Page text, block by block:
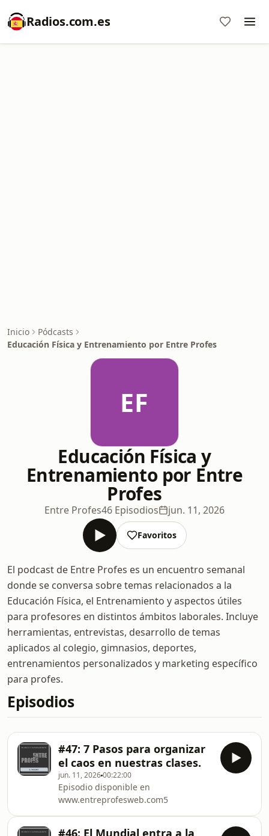
Radios.com.es
Inicio
Pódcasts
Educación Física y Entrenamiento por Entre Profes
EF
Educación Física y
Entrenamiento por Entre
Profes
Entre Profes46 Episodios jun. 11, 2026
Favoritos
El podcast de Entre Profes es un encuentro semanal
donde se conversa sobre temas relacionados a la
Educación Física, el Entrenamiento y aspectos útiles
para profesores en distintos ámbitos laborales. Incluye
herramientas, entrevistas, desarrollo de temas
aplicados al colegio, gimnasios, deportes,
entrenamientos personalizados y marketing específico
para profes.
Episodios
#47: 7 Pasos para organizar
el caos en nuestras clases.
jun. 11, 202600:22:00
Episodio disponible en
www.entreprofesweb.com5
#46: El Mundial entra a la